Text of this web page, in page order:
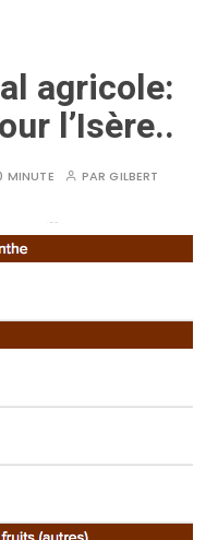
agricole:
l’Isère..
MINUTE PARGILBERT